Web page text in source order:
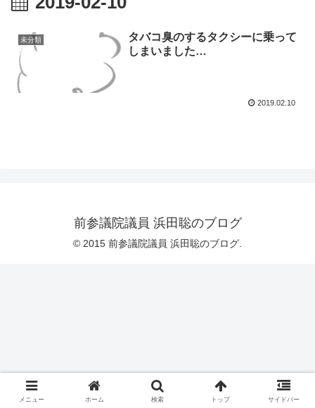
未分類
タバコ臭のするタクシーに乗って
しまいました…
2019.02.10
前参議院議員 浜田聡のブログ
© 2015 前参議院議員 浜田聡のブログ.
メニュー ホーム 検索 トップ サイドバー